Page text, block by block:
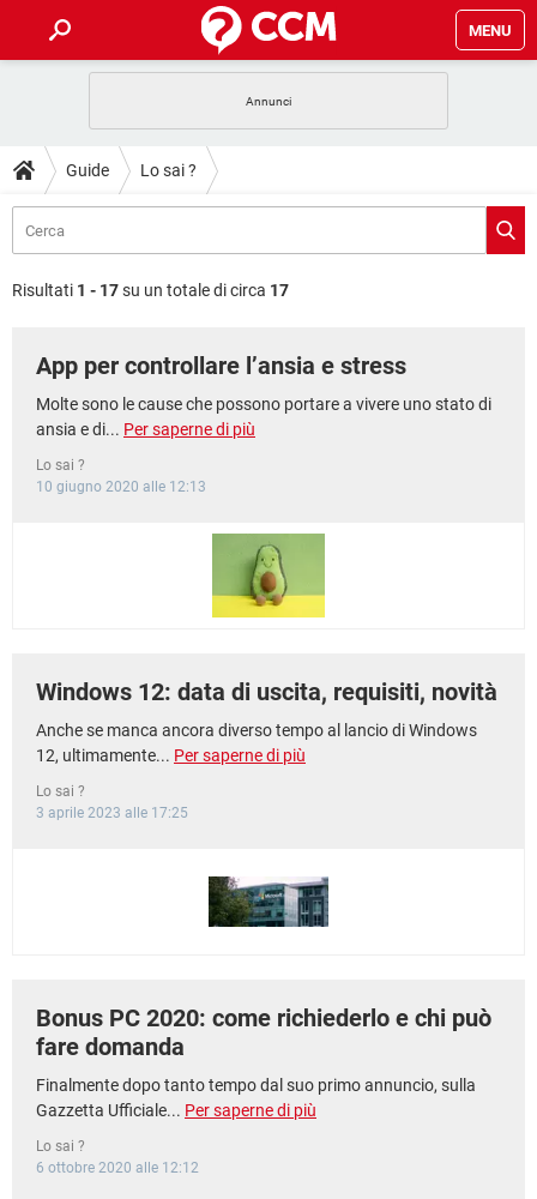
MENU
INTRATTENIMENTO
INSTAGRAM WHATSAPP
TIKTOK
GUIDE
COVID-19
INTRATTENIMENTO
iOS
TIKTOK FACEBOOK
HARDWARE
DOWNLOAD
COVID-19 GAMING
INTRATTENIMENTO
INSTAGRAM
TIKTOK
HARDWARE
INTRATTENIMENTO ANDROID
iOS WINDOWS 10
TIKTOK
COVID-19
INTRATTENIMENTO
iOS
Guide Lo sai ?
Risultati 1 - 17su un totale di circa 17
App per controllare l’ansia e stress
Molte sono le cause che possono portare a vivere uno stato di
ansia e di... Per saperne di più
Lo sai ?
10 giugno 2020 alle 12:13
Windows 12: data di uscita, requisiti, novità
Anche se manca ancora diverso tempo al lancio di Windows
12, ultimamente... Per saperne di più
Lo sai ?
3 aprile 2023 alle 17:25
Bonus PC 2020: come richiederlo e chi può
fare domanda
Finalmente dopo tanto tempo dal suo primo annuncio, sulla
Gazzetta Ufficiale... Per saperne di più
Lo sai ?
6 ottobre 2020 alle 12:12